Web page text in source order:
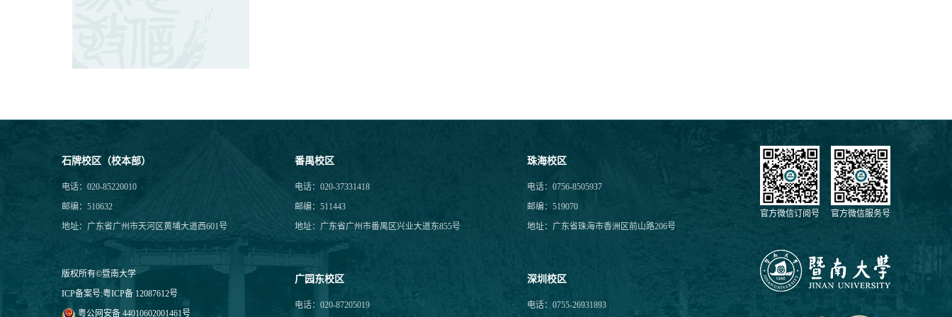
石牌校区（校本部）
电话：020-85220010
邮编：510632
地址：广东省广州市天河区黄埔大道西601号
番禺校区
电话：020-37331418
邮编：511443
地址：广东省广州市番禺区兴业大道东855号
珠海校区
电话：0756-8505937
邮编：519070
地址：广东省珠海市香洲区前山路206号
版权所有©暨南大学
ICP备案号:粤ICP备 12087612号
粤公网安备 44010602001461号
广园东校区
电话：020-87205019
深圳校区
电话：0755-26931893
官方微信订阅号 官方微信服务号